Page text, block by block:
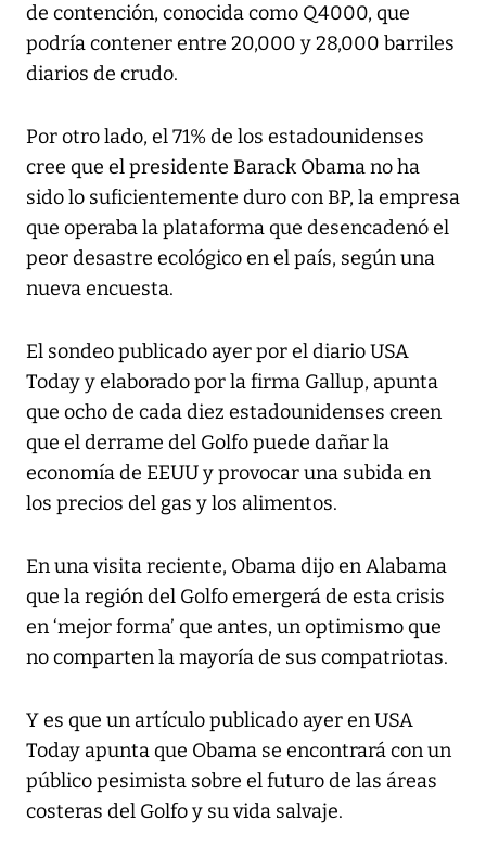
de contención, conocida como Q4000, que
podría contener entre 20,000 y 28,000 barriles
diarios de crudo.
Por otro lado, el 71% de los estadounidenses
cree que el presidente Barack Obama no ha
sido lo suficientemente duro con BP, la empresa
que operaba la plataforma que desencadenó el
peor desastre ecológico en el país, según una
nueva encuesta.
El sondeo publicado ayer por el diario USA
Today y elaborado por la firma Gallup, apunta
que ocho de cada diez estadounidenses creen
que el derrame del Golfo puede dañar la
economía de EEUU y provocar una subida en
los precios del gas y los alimentos.
En una visita reciente, Obama dijo en Alabama
que la región del Golfo emergerá de esta crisis
en ‘mejor forma’ que antes, un optimismo que
no comparten la mayoría de sus compatriotas.
Y es que un artículo publicado ayer en USA
Today apunta que Obama se encontrará con un
público pesimista sobre el futuro de las áreas
costeras del Golfo y su vida salvaje.